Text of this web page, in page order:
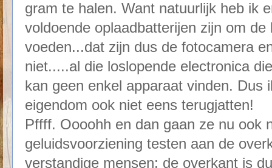
gram te halen. Want natuurlijk heb ik
voldoende oplaadbatterijen zijn om
voeden...dat zijn dus de fotocamera
niet.....al die loslopende electronica
kan geen enkel apparaat vinden. Dus
eigendom ook niet eens terugjatten!
Pffff. Oooohh en dan gaan ze nu ook
geluidsvoorziening testen aan de
verstandige mensen: de overkant is